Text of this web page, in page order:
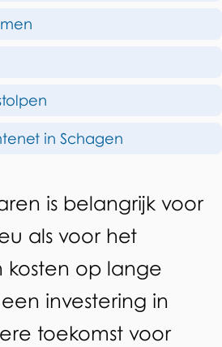
in Schagen
is belangrijk voor
als voor het
kosten op lange
investering in
toekomst voor